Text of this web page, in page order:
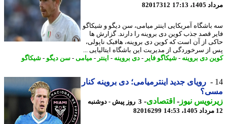
17:13
82017312
آمریکایی اینتر میامی، سن دیگو و شیکاگو
قصد جذب کوین دی بروینه را دارند. گزارش ها
از آن است که کوین دی بروینه، هافبک ناپولی،
سرخوردگی از مدیریت این باشگاه ایتالیایی ...
دی بروینه -شیکاگو فایر -دی بروینه -اینتر -میامی-سن دیگو -شیکاگو
رویای جدید اینترمیامی؛ دی بروینه کنار
نیوز-اقتصادی- 3 روز پیش - دوشنبه
82016299